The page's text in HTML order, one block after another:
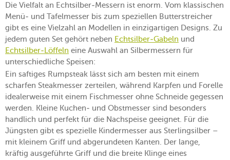
Die Vielfalt an Echtsilber-Messern ist enorm. Vom klassischen
Menü- und Tafelmesser bis zum speziellen Butterstreicher
gibt es eine Vielzahl an Modellen in einzigartigen Designs. Zu
jedem guten Set gehört neben Echtsilber-Gabeln und
Echtsilber-Löffeln eine Auswahl an Silbermessern für
unterschiedliche Speisen:
Ein saftiges Rumpsteak lässt sich am besten mit einem
scharfen Steakmesser zerteilen, während Karpfen und Forelle
idealerweise mit einem Fischmesser ohne Schneide gegessen
werden. Kleine Kuchen- und Obstmesser sind besonders
handlich und perfekt für die Nachspeise geeignet. Für die
Jüngsten gibt es spezielle Kindermesser aus Sterlingsilber –
mit kleinem Griff und abgerundeten Kanten. Der lange,
kräftig ausgeführte Griff und die breite Klinge eines